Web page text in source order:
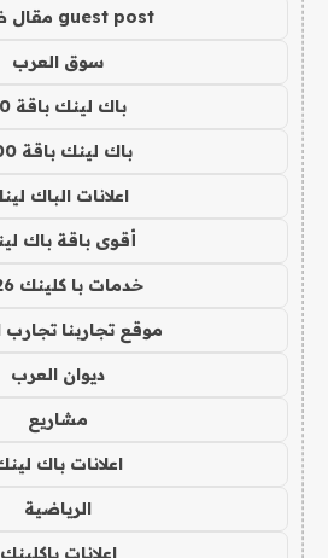
guest post مقال ضيف
سوق العرب
باك لينك باقة 20
باك لينك باقة 100
اعلانات الباك
أقوى باقة باك
خدمات با كلينك 2026
موقع تجاربنا تجارب
ديوان العرب
مشاريع
اعلانات باك
الرياضية
اعلانات باكلينك